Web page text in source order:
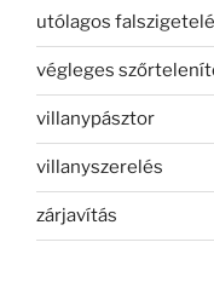
utólagos
végleges
villanypásztor
villanyszerelés
zárjavítás